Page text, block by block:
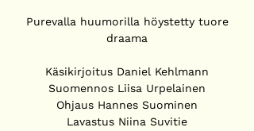
Purevalla huumorilla höystetty tuore
draama
Käsikirjoitus Daniel Kehlmann
Suomennos Liisa Urpelainen
Ohjaus Hannes Suominen
Lavastus Niina Suvitie